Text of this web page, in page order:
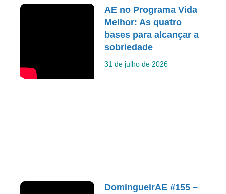
AE no Programa Vida
Melhor: As quatro
bases para alcançar a
sobriedade
31 de julho de 2026
DomingueirAE #155 –